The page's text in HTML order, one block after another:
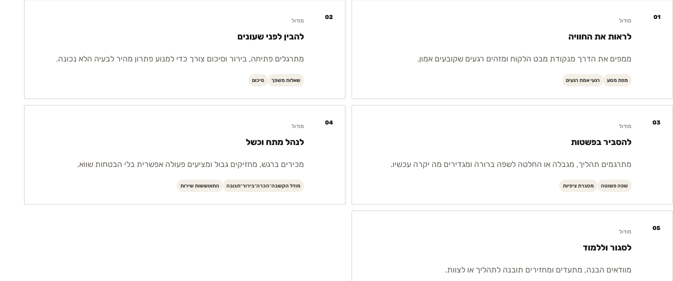
01
מודול
לראות את החוויה
ממפים את הדרך מנקודת מבט הלקוח ומזהים רגעים שקובעים אמון.
מפת מסע רגעי אמת רגעים
02
מודול
להבין לפני שעונים
מתרגלים פתיחה, בירור וסיכום צורך כדי למנוע פתרון מהיר לבעיה הלא נכונה.
שאלות משפך סיכום
03
מודול
להסביר בפשטות
מתרגמים תהליך, מגבלה או החלטה לשפה ברורה ומגדירים מה יקרה עכשיו.
שפה פשוטה מסגרת ציפיות
04
מודול
לנהל מתח וכשל
מכירים ברגש, מחזיקים גבול ומציעים פעולה אפשרית בלי הבטחות שווא.
מודל הקשבה־הכרה־בירור־תגובה התאוששות שירות
05
מודול
לסגור וללמוד
מוודאים הבנה, מתעדים ומחזירים תובנה לתהליך או לצוות.